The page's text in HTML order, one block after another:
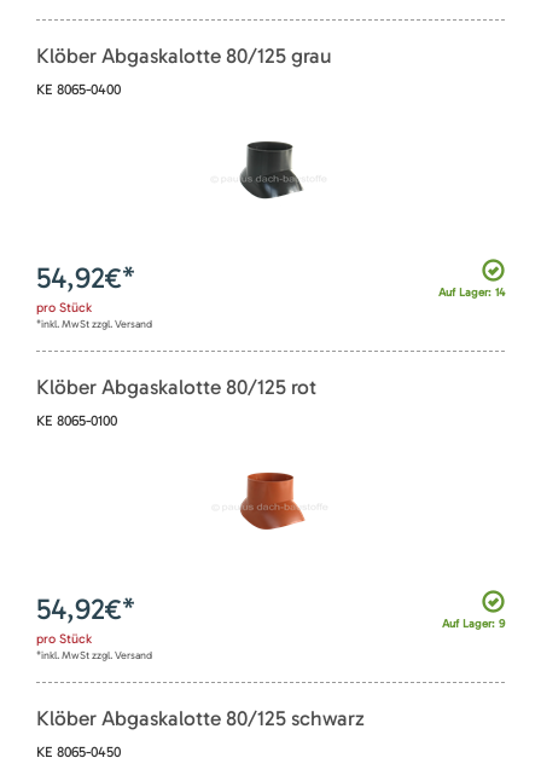
Klöber Abgaskalotte 80/125 grau
KE 8065-0400
Auf Lager: 14
54,92€*
pro Stück
*inkl. MwSt zzgl. Versand
Klöber Abgaskalotte 80/125 rot
KE 8065-0100
Auf Lager: 9
54,92€*
pro Stück
*inkl. MwSt zzgl. Versand
Klöber Abgaskalotte 80/125 schwarz
KE 8065-0450